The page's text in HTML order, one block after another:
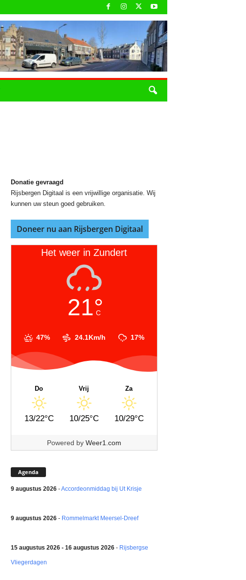
Donatie gevraagd
Rijsbergen Digitaal is een vrijwillige organisatie. Wij
kunnen uw steun goed gebruiken.
Doneer nu aan Rijsbergen Digitaal
Het weer in Zundert
21°
C
47% 24.1Km/h 17%
Do
13/22°C
Vrij
10/25°C
Za
10/29°C
Powered by Weer1.com
Agenda
9 augustus 2026-Accordeonmiddag bij Ut Krisje
9 augustus 2026- Rommelmarkt Meersel-Dreef
15 augustus 2026 - 16 augustus 2026- Rijsbergse
Vliegerdagen